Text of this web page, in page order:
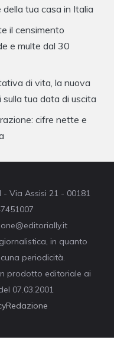
tua casa in Italia
il censimento
e multe dal 30
di vita, la nuova
tua data di uscita
cifre nette e
Via Assisi 21 - 00181
in quanto
periodicità.
prodotto editoriale ai
07.03.2001
Redazione